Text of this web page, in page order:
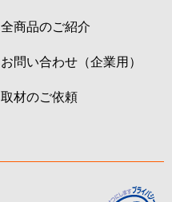
全商品のご紹介
お問い合わせ（企業用）
取材のご依頼